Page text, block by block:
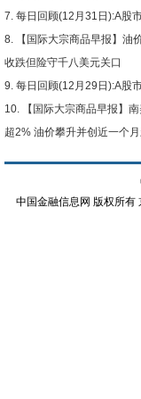
每日回顾(12月31日):A股
【国际大宗商品早报】油
收跌但险守千八美元关口
每日回顾(12月29日):A股
【国际大宗商品早报】
超2% 油价攀升并创近一个
中国金融信息网 版权所有